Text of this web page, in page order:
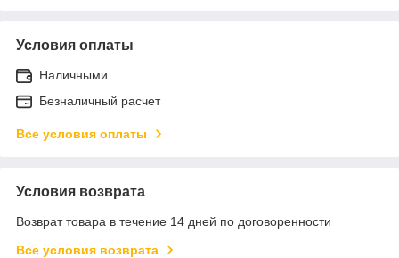
Условия оплаты
Наличными
Безналичный расчет
Все условия оплаты
Условия возврата
Возврат товара в течение 14 дней по договоренности
Все условия возврата